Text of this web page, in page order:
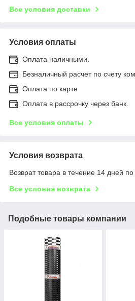
Все условия доставки
Условия оплаты
Оплата наличными.
Безналичный расчет по счету
Оплата по карте
Оплата в рассрочку через банк.
Все условия оплаты
Условия возврата
Возврат товара в течение 14 дней
Все условия возврата
Подобные товары компании